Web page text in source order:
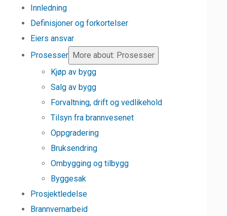
Innledning
Definisjoner og forkortelser
Eiers ansvar
Prosesser More about: Prosesser
Kjøp av bygg
Salg av bygg
Forvaltning, drift og vedlikehold
Tilsyn fra brannvesenet
Oppgradering
Bruksendring
Ombygging og tilbygg
Byggesak
Prosjektledelse
Brannvernarbeid